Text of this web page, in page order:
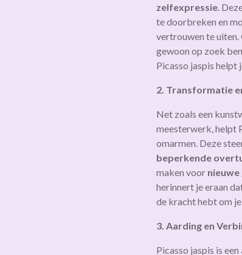
zelfexpressie .
te doorbreken en
vertrouwen te
gewoon op zoek
Picasso jaspis helpt
2. Transformatie
Net zoals een
meesterwerk, helpt
omarmen. Deze
beperkende
maken voor
herinnert je eraan
de kracht hebt om
3. Aarding en
Picasso jaspis is een